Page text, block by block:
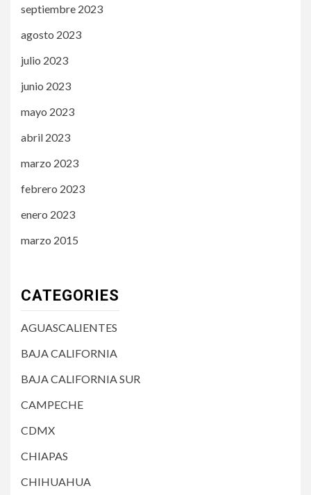
septiembre 2023
agosto 2023
julio 2023
junio 2023
mayo 2023
abril 2023
marzo 2023
febrero 2023
enero 2023
marzo 2015
CATEGORIES
AGUASCALIENTES
BAJA CALIFORNIA
BAJA CALIFORNIA SUR
CAMPECHE
CDMX
CHIAPAS
CHIHUAHUA